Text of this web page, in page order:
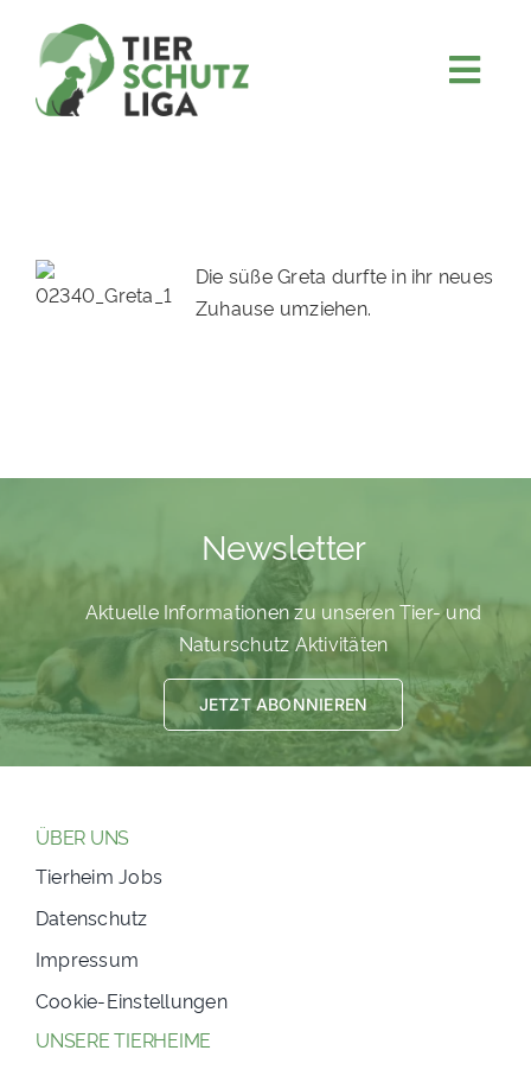
content
MITMACHEN
FÖRDERN & VERERBEN
PATENSCHAFTEN
HELFER WERDEN
RATGEBER
Die süße Greta durfte in ihr neues
Zuhause umziehen.
Newsletter
Aktuelle Informationen zu unseren Tier- und
Naturschutz Aktivitäten
JETZT ABONNIEREN
ÜBER UNS
Tierheim Jobs
Datenschutz
Impressum
Cookie-Einstellungen
UNSERE TIERHEIME